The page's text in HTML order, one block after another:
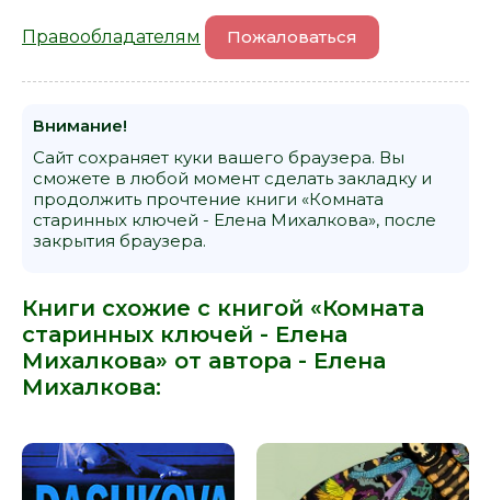
Правообладателям Пожаловаться
Внимание!
Сайт сохраняет куки вашего браузера. Вы
сможете в любой момент сделать закладку и
продолжить прочтение книги «Комната
старинных ключей - Елена Михалкова», после
закрытия браузера.
Книги схожие с книгой «Комната
старинных ключей - Елена
Михалкова» от автора - Елена
Михалкова: